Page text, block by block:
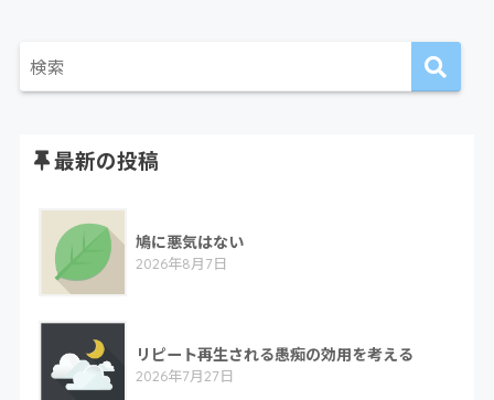
最新の投稿
鳩に悪気はない
2026年8月7日
リピート再生される愚痴の効用を考える
2026年7月27日